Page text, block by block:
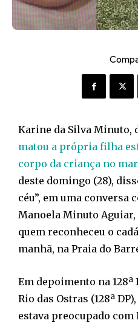
Karine da Silva Minuto,
matou a própria filha
corpo da criança no mar
deste domingo (28),
céu”, em uma conversa
Manoela Minuto Aguiar,
quem reconheceu o
manhã, na Praia do
Em depoimento na
Rio das Ostras (128ª
estava preocupado